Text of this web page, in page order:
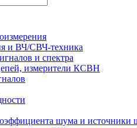
и ВЧ/СВЧ-техника
и спектра
измерители КСВН
шума и источники